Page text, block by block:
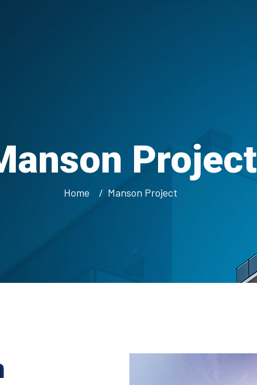
Project
Home Manson Project